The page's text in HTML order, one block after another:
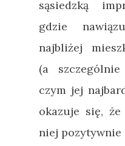
sąsiedzką
gdzie
najbliżej
(a
czym jej
okazuje się,
niej pozytywnie